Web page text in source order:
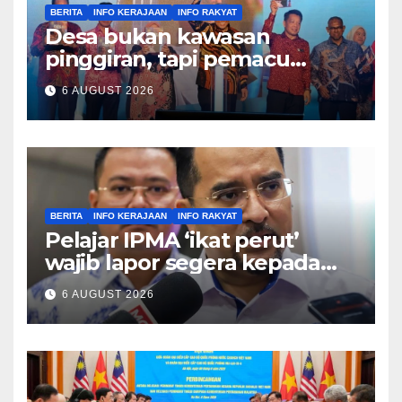
BERITA INFO KERAJAAN INFO RAKYAT
Desa bukan kawasan
pinggiran, tapi pemacu
ekonomi negara – Zahid
Hamidi
6 AUGUST 2026
BERITA INFO KERAJAAN INFO RAKYAT
Pelajar IPMA ‘ikat perut’
wajib lapor segera kepada
Pengarah – Asyraf Wajdi
6 AUGUST 2026